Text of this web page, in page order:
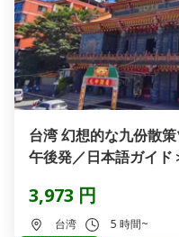
台湾 幻想的な九份散
午後発／日本語ガイド
3,973 円
台湾 5 時間~